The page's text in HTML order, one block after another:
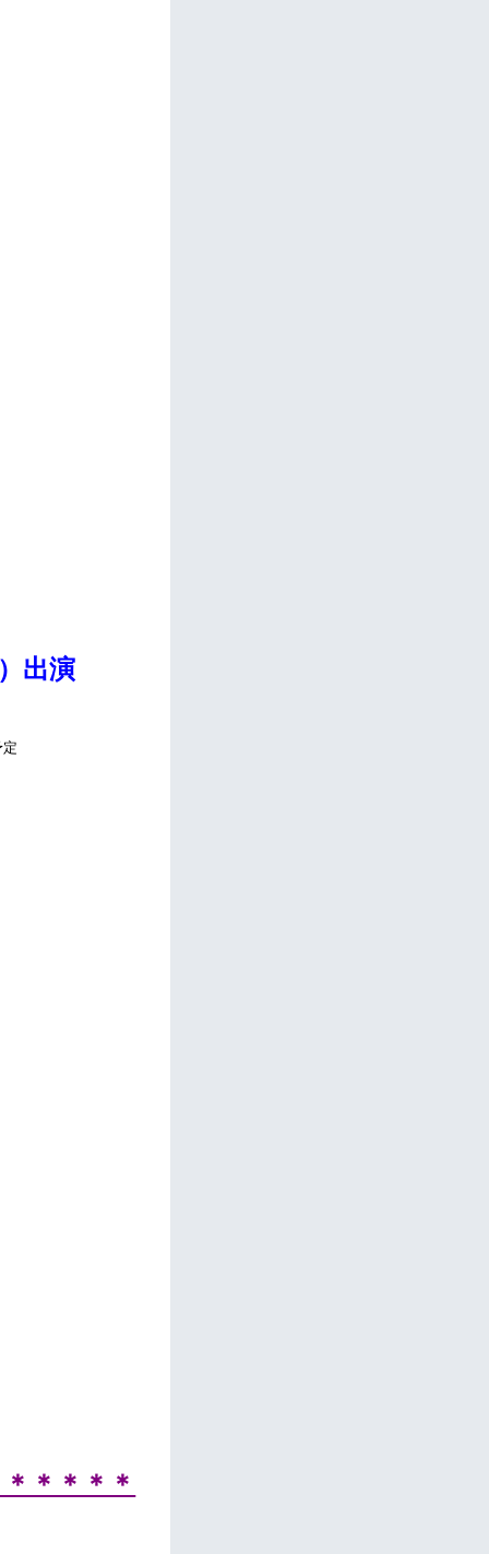
出演
＊＊＊＊